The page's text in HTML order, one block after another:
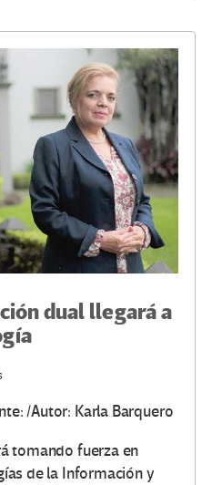
ar
tir
dual llegará a
/Autor: Karla Barquero
tomando fuerza en
de la Información y